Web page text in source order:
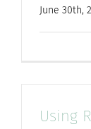
June 30th,
Using